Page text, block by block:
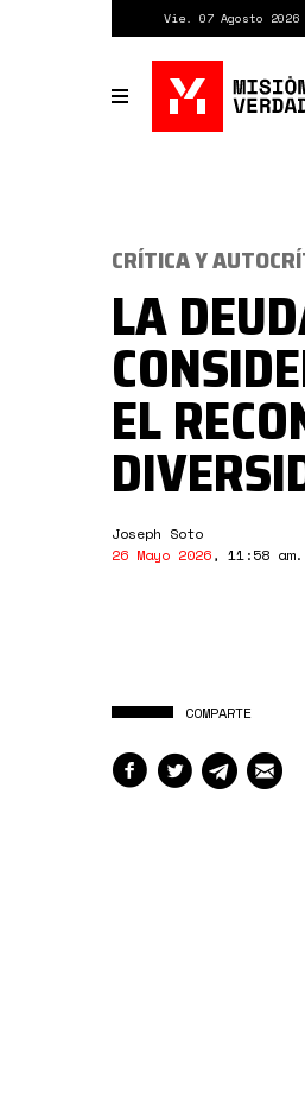
Vie. 07 Agosto 2026
Toggle
navigation
CRÍTICA Y
LA
EL
Joseph Soto
26 Mayo 2026, 11:58 am.
COMPARTE